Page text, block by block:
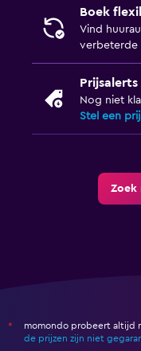
Boek
Vind
verbeterde
Prijsalerts
Nog niet
Stel een
Zoek
*
momondo probeert altijd
de prijzen zijn niet